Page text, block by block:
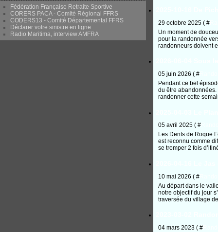
Fédération Française Retraite Sportive
CORERS PACA - Comité Régional FFRS
CODERS13 - Comité Départemental FFRS
Déclarer votre sinistre en ligne
Radio Maritima, interview AMFRA
29 octobre 2025 ( #
Un moment de
pour la randonnée
randonneurs doivent
05 juin 2026 ( #
Pendant ce bel
du être
randonner cette
05 avril 2025 ( #
Les Dents de Roque
est reconnu comme
se tromper 2 fois
10 mai 2026 ( #
Au départ dans le
notre objectif du jour
traversée du village
04 mars 2023 ( #